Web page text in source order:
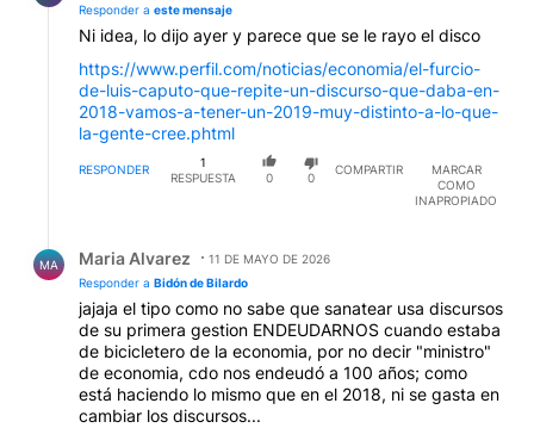
Responder a este mensaje
Ni idea, lo dijo ayer y parece que se le rayo el disco
https://www.perfil.com/noticias/economia/el-furcio-
de-luis-caputo-que-repite-un-discurso-que-daba-en-
2018-vamos-a-tener-un-2019-muy-distinto-a-lo-que-
la-gente-cree.phtml
RESPONDER
1
RESPUESTA
0 0
COMPARTIR
MARCAR
COMO
INAPROPIADO
MA Maria Alvarez
11 DE MAYO DE 2026
Responder a Bidón de Bilardo
jajaja el tipo como no sabe que sanatear usa discursos
de su primera gestion ENDEUDARNOS cuando estaba
de bicicletero de la economia, por no decir "ministro"
de economia, cdo nos endeudó a 100 años; como
está haciendo lo mismo que en el 2018, ni se gasta en
cambiar los discursos...